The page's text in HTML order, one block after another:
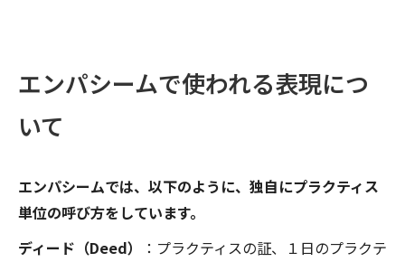
エンパシームで使われる表現につ
いて
エンパシームでは、以下のように、独自にプラクティス
単位の呼び方をしています。
ディード（Deed）
：プラクティスの証、１日のプラクテ